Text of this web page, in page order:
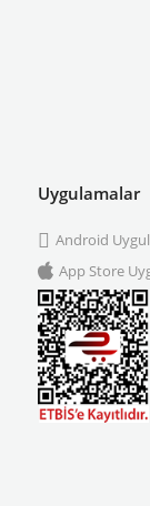
Uygulamalar
Android
App Store